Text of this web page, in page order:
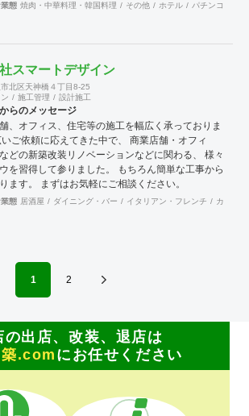
でも情報が集まる時代の中、実際に顔を合わせ、意
組織の利点を生かしてますます活発に活動して行
態 焼肉・中華料理・韓国料理 その他 ホテル パチンコ
スマートデザイン
北区天神橋４丁目8-25
施工管理 設計施工
らのメッセージ
、オフィス、住宅等の施工を幅広く承っておりま
ご依頼に応えてきた中で、 商業店舗・オフィ
どの新築改装リノベーションなどに関わる、 様々
を習得して参りました。 もちろん簡単な工事から
ます。 まずはお気軽にご相談ください。
態 居酒屋 ダイニング・バー イタリアン・フレンチ カフェ
1 2
の出店、改装、退店は
.comにお任せください